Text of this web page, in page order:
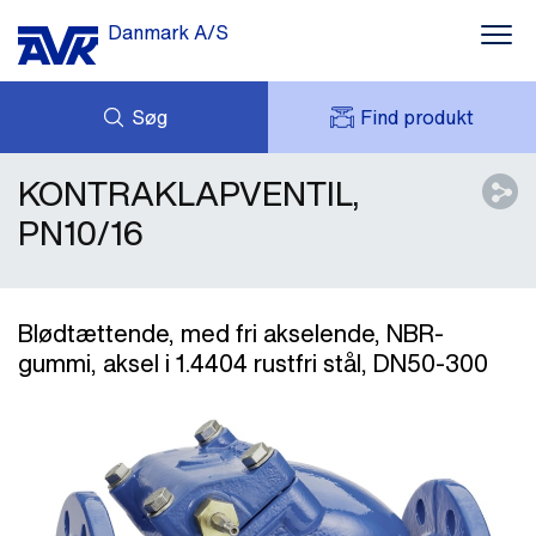
Danmark A/S
Søg Find produkt
NYHEDER
DOWNLOADS
OM OS
KONTAKT OS
FORESPØRG
MIT AVK
KONTRAKLAPVENTIL,
PN10/16
Blødtættende, med fri akselende, NBR-
gummi, aksel i 1.4404 rustfri stål, DN50-300